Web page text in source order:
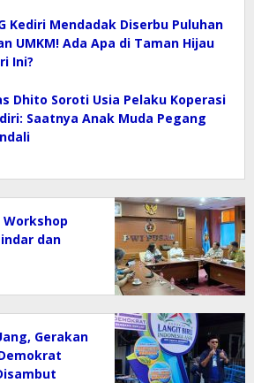
Kediri Mendadak Diserbu Puluhan
UMKM! Ada Apa di Taman Hijau
Ini?
Dhito Soroti Usia Pelaku Koperasi
Saatnya Anak Muda Pegang
Workshop
dan
Gerakan